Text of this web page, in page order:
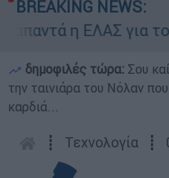
BREAKING NEWS:
η ΕΛΑΣ για τους
δημοφιλές τώρα: Σου
την ταινιάρα του Νόλαν
καρδιά...
┋ Τεχνολογία ┋